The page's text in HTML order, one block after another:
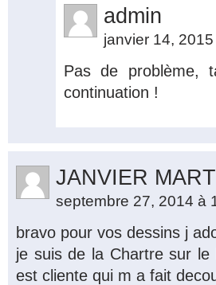
admin
janvier 14,
Pas de problème,
continuation !
JANVIER
septembre 27, 2014 à
bravo pour vos dessins j
je suis de la Chartre sur
est cliente qui m a fait